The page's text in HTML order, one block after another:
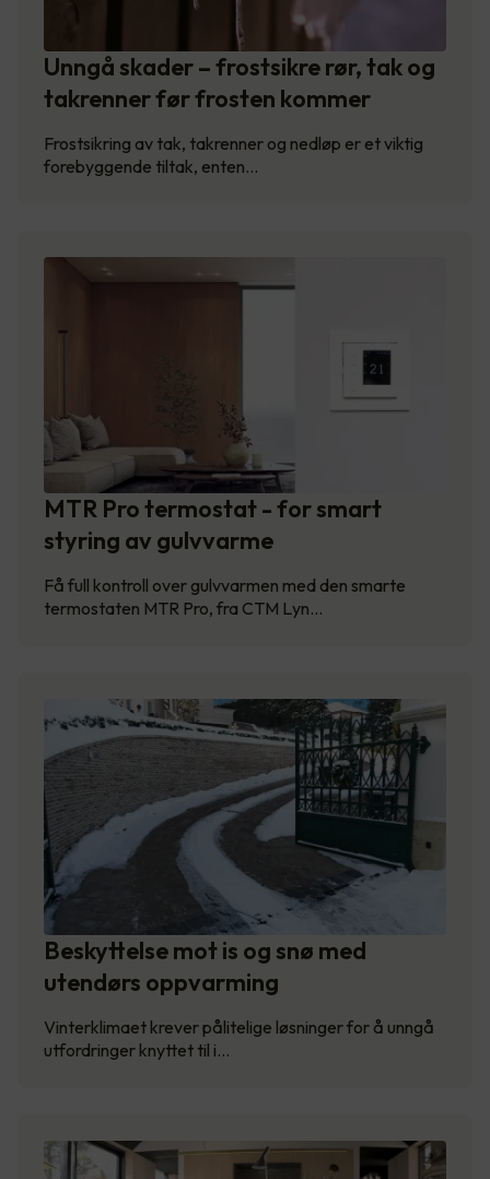
Unngå skader – frostsikre rør, tak og
takrenner før frosten kommer
Frostsikring av tak, takrenner og nedløp er et viktig
forebyggende tiltak, enten…
MTR Pro termostat - for smart
styring av gulvvarme
Få full kontroll over gulvvarmen med den smarte
termostaten MTR Pro, fra CTM Lyn…
Beskyttelse mot is og snø med
utendørs oppvarming
Vinterklimaet krever pålitelige løsninger for å unngå
utfordringer knyttet til i…